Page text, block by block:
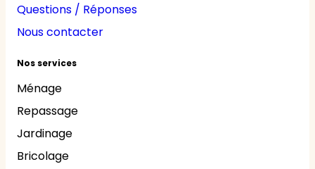
Questions / Réponses
Nous contacter
Nos services
Ménage
Repassage
Jardinage
Bricolage